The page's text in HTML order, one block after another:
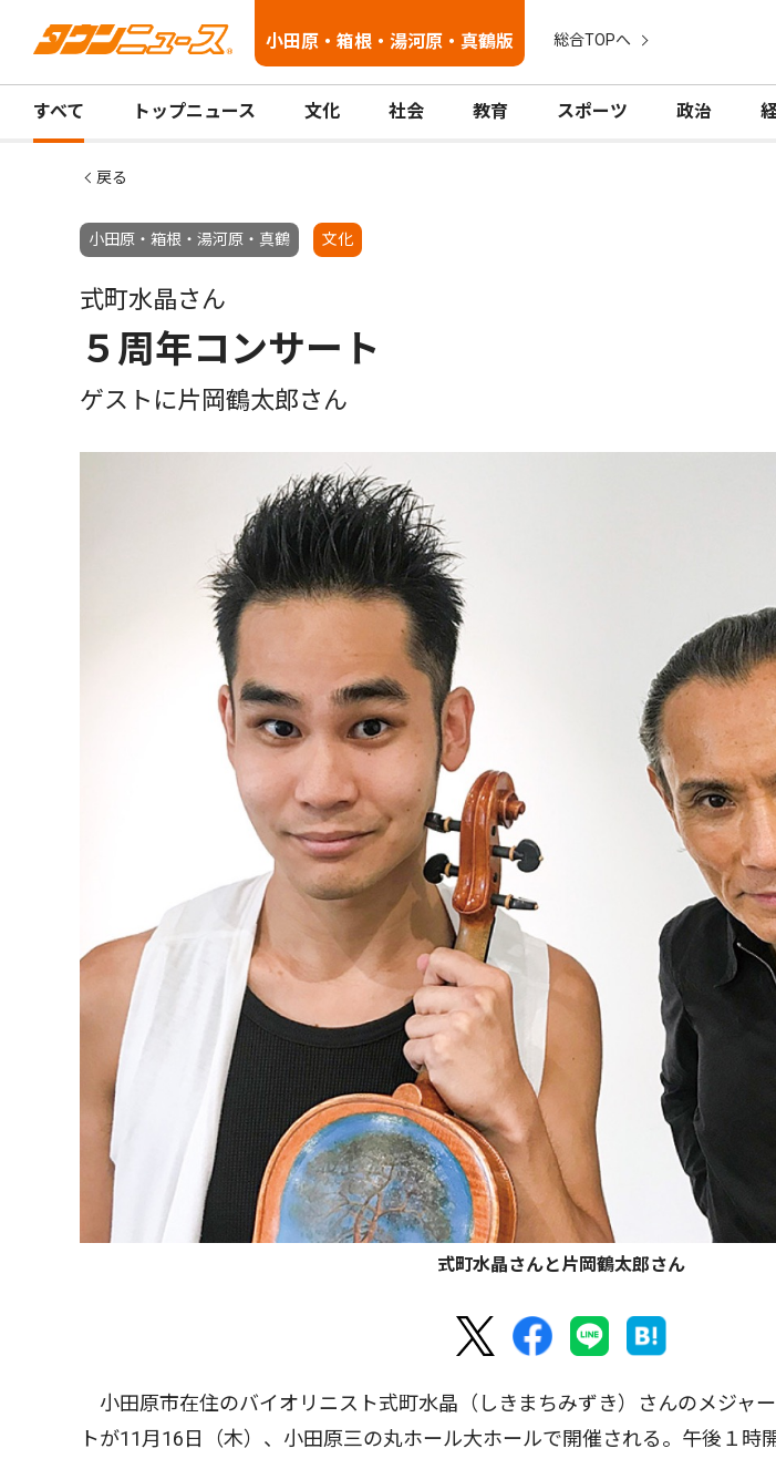
小田原・箱根・湯河原・真鶴版 総合TOPへ
すべて トップニュース 文化 社会 教育 スポーツ 政治
戻る
小田原・箱根・湯河原・真鶴 文化
式町水晶さん
５周年コンサート
ゲストに片岡鶴太郎さん
式町水晶さんと片岡鶴太郎さん
小田原市在住のバイオリニスト式町水晶（しきまちみずき）さんのメジャ
トが11月16日（木）、小田原三の丸ホール大ホールで開催される。午後１時開